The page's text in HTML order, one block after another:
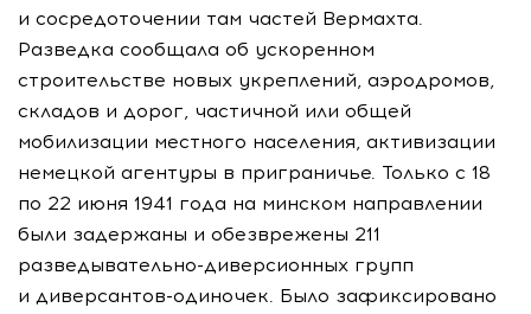
и сосредоточении там частей Вермахта.
Разведка сообщала об ускоренном
строительстве новых укреплений, аэродромов,
складов и дорог, частичной или общей
мобилизации местного населения, активизации
немецкой агентуры в приграничье. Только с 18
по 22 июня 1941 года на минском направлении
были задержаны и обезврежены 211
разведывательно-диверсионных групп
и диверсантов-одиночек. Было зафиксировано